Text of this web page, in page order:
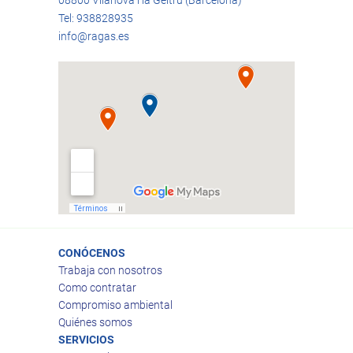
Tel: 938828935
info@ragas.es
CONÓCENOS
Trabaja con nosotros
Como contratar
Compromiso ambiental
Quiénes somos
SERVICIOS